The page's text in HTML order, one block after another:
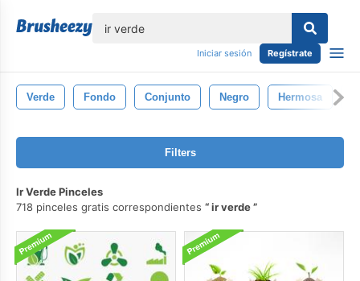
Iniciar sesión Regístrate
Verde Fondo Conjunto Negro Hermosa
Filters
Ir Verde Pinceles
718 pinceles gratis correspondientes
ir verde